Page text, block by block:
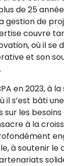
de 25
gestion de
couvre
où il se
et son
en 2023, à
il s’est bâti
sur les
à la
à soutenir